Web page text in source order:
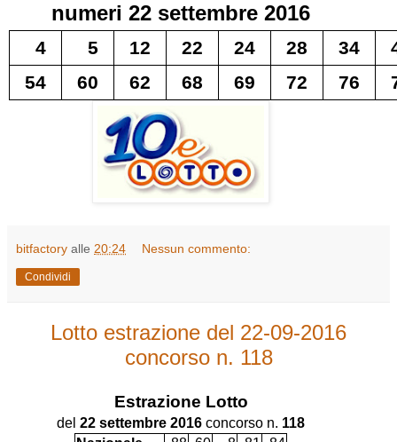
numeri 22 settembre 2016
4 5 12 22 24 28 34
54
60 62 68 69 72 76
bitfactory alle 20:24 Nessun commento:
Condividi
Lotto estrazione del 22-09-2016
concorso n. 118
Estrazione Lotto
del 22 settembre 2016 concorso n. 118